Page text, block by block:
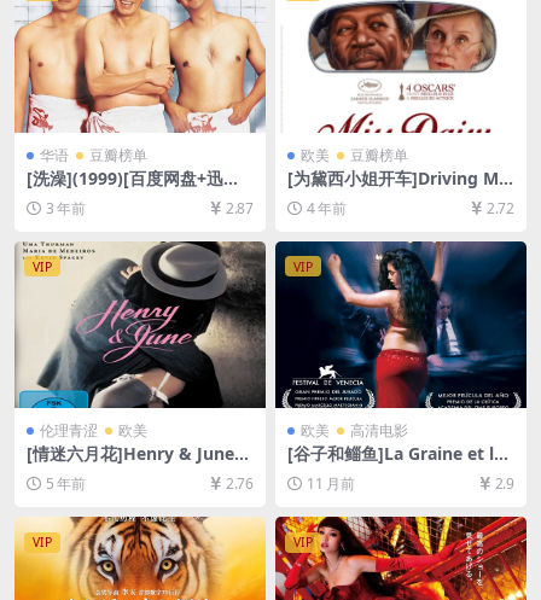
华语 豆瓣榜单
[洗澡](1999)[百度网盘+迅雷
云盘资源1080P超清未删减]
[MP4/5GB][中文字幕]
3 年前 2.87
欧美 豆瓣榜单
[为黛西小姐开车]Driving Mis
s Daisy (1989)[百度网盘+迅
雷云盘资源1080P超清未删减]
4 年前 2.72
VIP
伦理青涩 欧美
[情迷六月花]Henry & June
(1990)[百度网盘+迅雷云盘资
源1080P超清未删减][MP4/6.
9GB][中英字幕]【视频文件
+防和谐压缩包（含解压密
码）】
5 年前 2.76
VIP
欧美 高清电影
[谷子和鲻鱼]La Graine et le
mulet (2007)[百度网盘+夸克
网盘1080P超清未删减资源]
[网盘在线播放/下载][MP4/9.
7GB][中英字幕]
11 月前 2.9
VIP VIP